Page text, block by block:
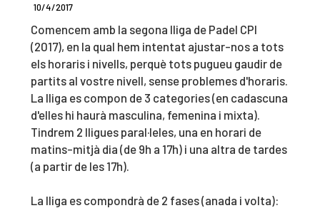
10/4/2017
Comencem amb la segona lliga de Padel CPI
(2017), en la qual hem intentat ajustar-nos a tots
els horaris i nivells, perquè tots pugueu gaudir de
partits al vostre nivell, sense problemes d'horaris.
La lliga es compon de 3 categories (en cadascuna
d'elles hi haurà masculina, femenina i mixta).
Tindrem 2 lligues paral·leles, una en horari de
matins-mitjà dia (de 9h a 17h) i una altra de tardes
(a partir de les 17h).
La lliga es compondrà de 2 fases (anada i volta):